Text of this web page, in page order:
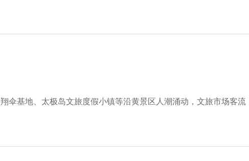
伞基地、太极岛文旅度假小镇等沿黄景区人潮涌动，文旅市场客流